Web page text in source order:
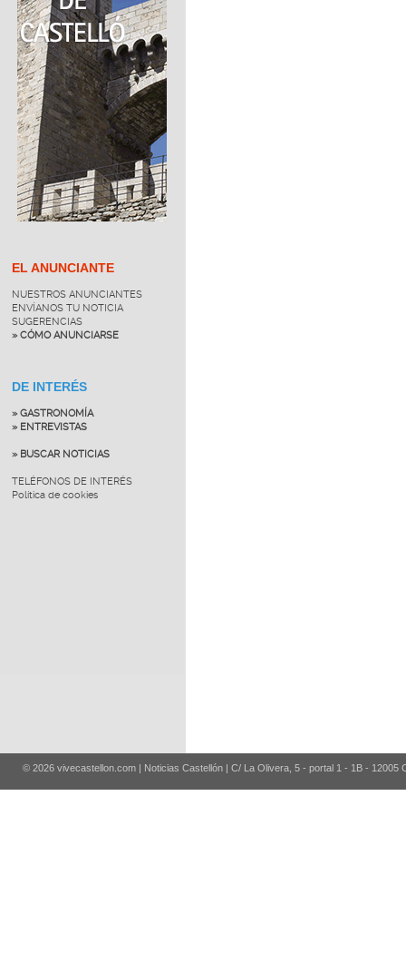
EL ANUNCIANTE
NUESTROS ANUNCIANTES
ENVÍANOS TU NOTICIA
SUGERENCIAS
» CÓMO ANUNCIARSE
DE INTERÉS
» GASTRONOMÍA
» ENTREVISTAS
» BUSCAR NOTICIAS
TELÉFONOS DE INTERÉS
Política de cookies
© 2026 vivecastellon.com | Noticias Castellón | C/ La Olivera, 5 - portal 1 - 1B - 12005